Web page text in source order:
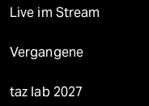
Live im Stream
Vergangene
taz lab 2027